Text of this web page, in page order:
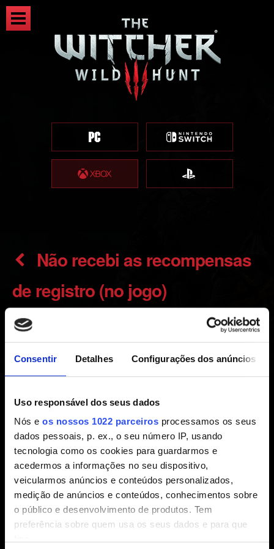
Consentir Detalhes Configurações dos anúncios
Uso responsável dos seus dados
Nós e os nossos 1022 parceiros processamos os seus
dados pessoais, p. ex., o seu número IP, usando
tecnologia como os cookies para guardarmos e
acedermos a informações no seu dispositivo,
veicularmos anúncios e conteúdos personalizados,
medição de anúncios e conteúdos, conhecimentos sobre
o público e desenvolvimento de produtos. Tem
preferência sobre quem usa os seus dados e para que
Não recebi as recompensas
de registro (no jogo)
Criado há 3 anos Atualizado há 2 anos
Suas recompensas estarão esperando por você no
1. Verifique se vinculou o The Witcher 3: Wild Hult a uma
conta CD PROJEKT RED:
No menu principal de The Witcher 3: Wild Hunt, abra
MINHAS RECOMPENSAS e conecte-se em sua conta.
2. Verifique se você está on-line e reinicie o jogo.
Precisa de ajuda?